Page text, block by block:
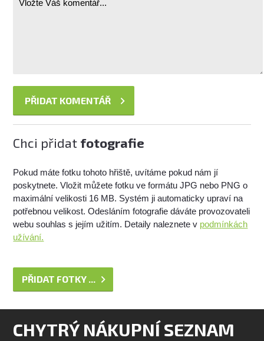
Chci přidat fotografie
Pokud máte fotku tohoto hřiště, uvítáme pokud nám jí
poskytnete. Vložit můžete fotku ve formátu JPG nebo PNG o
maximální velikosti 16 MB. Systém ji automaticky upraví na
potřebnou velikost. Odesláním fotografie dáváte provozovateli
webu souhlas s jejím užitím. Detaily naleznete v podmínkách
užívání.
PŘIDAT FOTKY ...
CHYTRÝ NÁKUPNÍ SEZNAM